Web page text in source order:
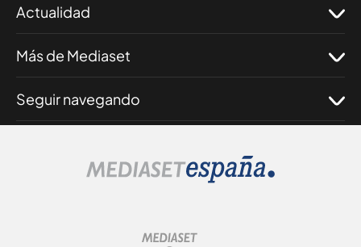
Actualidad
Más de Mediaset
Seguir navegando